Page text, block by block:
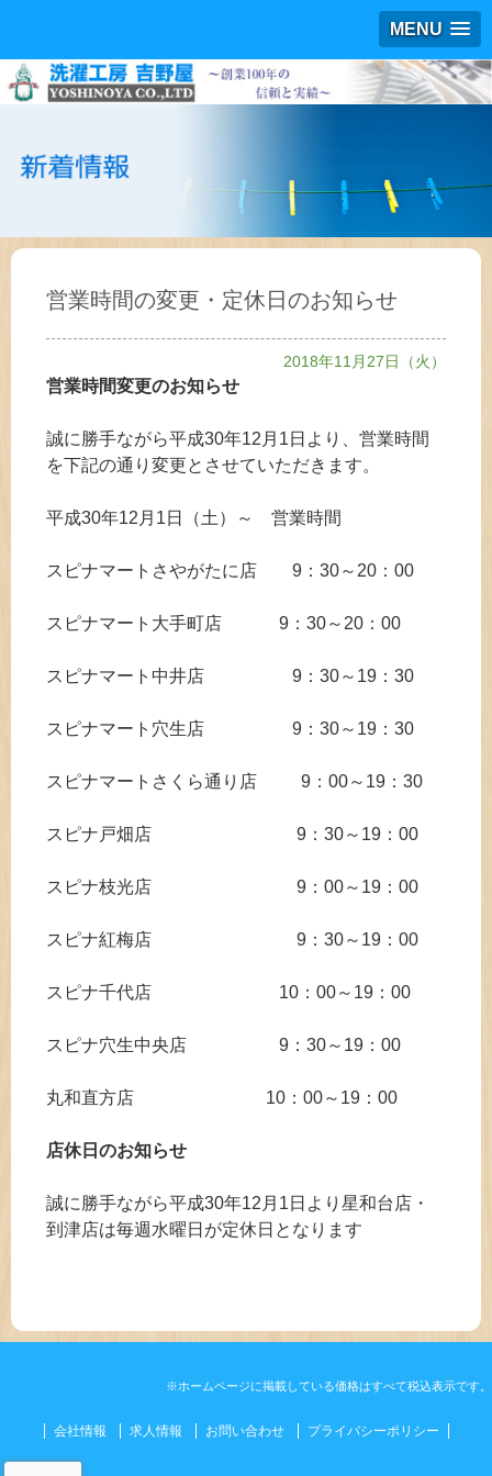
MENU
営業時間の変更・定休日のお知らせ
2018年11月27日（火）
営業時間変更のお知らせ
誠に勝手ながら平成30年12月1日より、営業時間
を下記の通り変更とさせていただきます。
平成30年12月1日（土）～ 営業時間
スピナマートさやがたに店 9：30～20：00
スピナマート大手町店 9：30～20：00
スピナマート中井店 9：30～19：30
スピナマート穴生店 9：30～19：30
スピナマートさくら通り店 9：00～19：30
スピナ戸畑店 9：30～19：00
スピナ枝光店 9：00～19：00
スピナ紅梅店 9：30～19：00
スピナ千代店 10：00～19：00
スピナ穴生中央店 9：30～19：00
丸和直方店 10：00～19：00
店休日のお知らせ
誠に勝手ながら平成30年12月1日より星和台店・
到津店は毎週水曜日が定休日となります
※ホームページに掲載している価格はすべて税込表示です。
会社情報 求人情報 お問い合わせ プライバシーポリシー